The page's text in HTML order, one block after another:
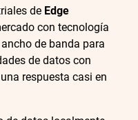
de Edge
con tecnología
de banda para
de datos con
respuesta casi en